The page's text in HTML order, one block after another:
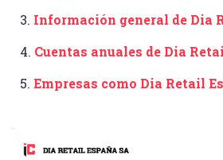
3. Información general de Dia
4. Cuentas anuales de Dia
5. Empresas como Dia Retail